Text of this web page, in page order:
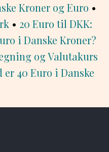
Kroner og Euro •
• 20 Euro til DKK:
i Danske Kroner?
og Valutakurs
40 Euro i Danske